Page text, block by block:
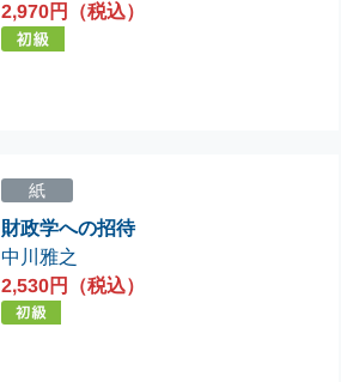
2,970円（税込）
紙
財政学への招待
中川雅之
2,530円（税込）